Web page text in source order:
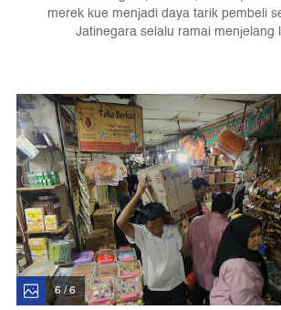
merek kue menjadi daya tarik pembeli
Jatinegara selalu ramai menjelang
6 / 6